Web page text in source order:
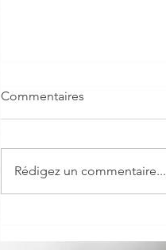
Commentaires
Rédigez un commentaire...